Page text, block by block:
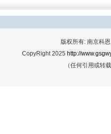
版权所有: 南京科
CopyRight 2025 http://
（任何引用或转